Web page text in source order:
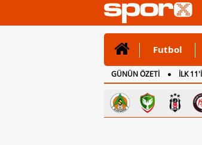
Futbol
GÜNÜN ÖZETİ İLK
CANLI ANLATIM